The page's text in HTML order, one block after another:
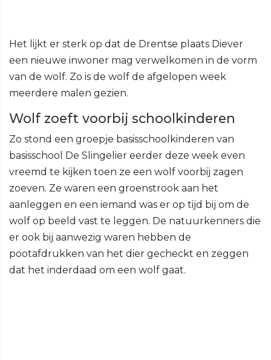
Het lijkt er sterk op dat de Drentse plaats Diever
een nieuwe inwoner mag verwelkomen in de vorm
van de wolf. Zo is de wolf de afgelopen week
meerdere malen gezien.
Wolf zoeft voorbij schoolkinderen
Zo stond een groepje basisschoolkinderen van
basisschool De Slingelier eerder deze week even
vreemd te kijken toen ze een wolf voorbij zagen
zoeven. Ze waren een groenstrook aan het
aanleggen en een iemand was er op tijd bij om de
wolf op beeld vast te leggen. De natuurkenners die
er ook bij aanwezig waren hebben de
pootafdrukken van het dier gecheckt en zeggen
dat het inderdaad om een wolf gaat.